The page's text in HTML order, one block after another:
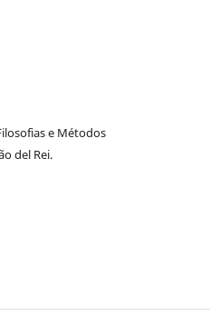
e Métodos
del Rei.